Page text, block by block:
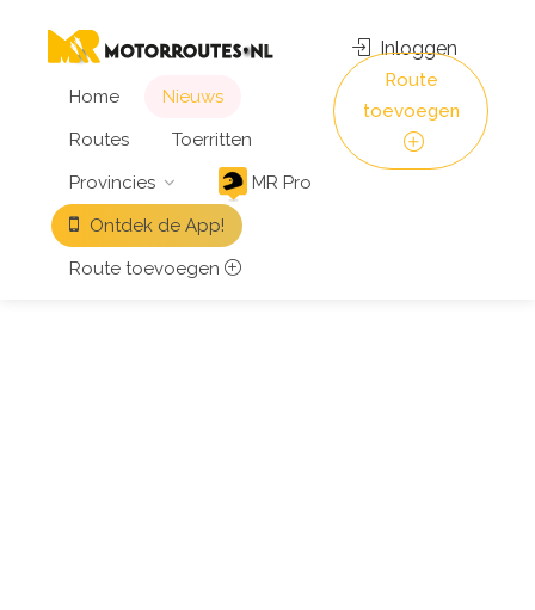
Home
Nieuws
Routes
Toerritten
Provincies
MR Pro
Ontdek de App!
Route toevoegen
Inloggen
Route
toevoegen